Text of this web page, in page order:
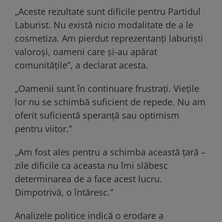
„Aceste rezultate sunt dificile pentru Partidul
Laburist. Nu există nicio modalitate de a le
cosmetiza. Am pierdut reprezentanți laburiști
valoroși, oameni care și-au apărat
comunitățile”, a declarat acesta.
„Oamenii sunt în continuare frustrați. Viețile
lor nu se schimbă suficient de repede. Nu am
oferit suficientă speranță sau optimism
pentru viitor.”
„Am fost ales pentru a schimba această țară –
zile dificile ca aceasta nu îmi slăbesc
determinarea de a face acest lucru.
Dimpotrivă, o întăresc.”
Analizele politice indică o erodare a